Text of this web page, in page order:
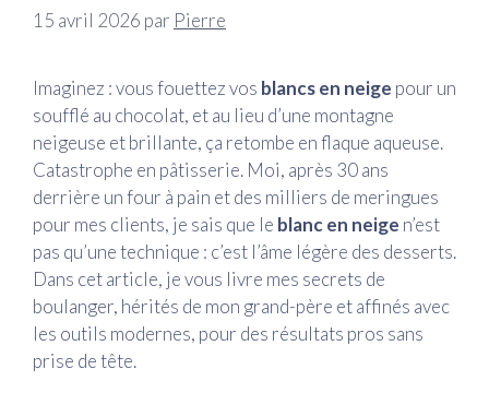
15 avril 2026 par Pierre
Imaginez : vous fouettez vos blancs en neige pour un
soufflé au chocolat, et au lieu d’une montagne
neigeuse et brillante, ça retombe en flaque aqueuse.
Catastrophe en pâtisserie. Moi, après 30 ans
derrière un four à pain et des milliers de meringues
pour mes clients, je sais que le blanc en neige n’est
pas qu’une technique : c’est l’âme légère des desserts.
Dans cet article, je vous livre mes secrets de
boulanger, hérités de mon grand-père et affinés avec
les outils modernes, pour des résultats pros sans
prise de tête.